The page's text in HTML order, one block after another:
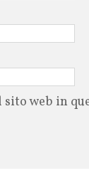
web in